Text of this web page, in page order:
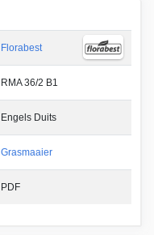
Florabest
RMA 36/2 B1
Engels Duits
Grasmaaier
PDF